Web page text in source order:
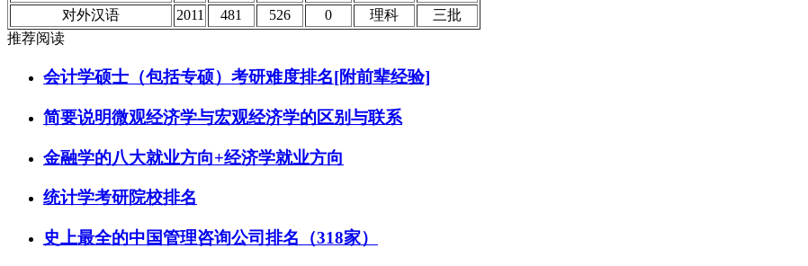
对外汉语
2011 481 526 0 理科
三批
推荐阅读
会计学硕士（包括专硕）考研难度排名[附前辈经验]
简要说明微观经济学与宏观经济学的区别与联系
金融学的八大就业方向+经济学就业方向
统计学考研院校排名
史上最全的中国管理咨询公司排名（318家）